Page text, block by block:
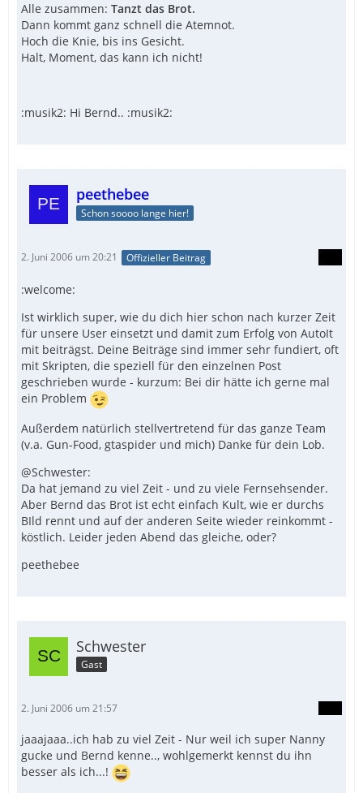
Alle zusammen: Tanzt das Brot.
Dann kommt ganz schnell die Atemnot.
Hoch die Knie, bis ins Gesicht.
Halt, Moment, das kann ich nicht!
:musik2: Hi Bernd.. :musik2:
peethebee
Schon soooo lange hier!
2. Juni 2006 um 20:21 Offizieller Beitrag
:welcome:
Ist wirklich super, wie du dich hier schon nach kurzer Zeit
für unsere User einsetzt und damit zum Erfolg von AutoIt
mit beiträgst. Deine Beiträge sind immer sehr fundiert, oft
mit Skripten, die speziell für den einzelnen Post
geschrieben wurde - kurzum: Bei dir hätte ich gerne mal
ein Problem
Außerdem natürlich stellvertretend für das ganze Team
(v.a. Gun-Food, gtaspider und mich) Danke für dein Lob.
@Schwester:
Da hat jemand zu viel Zeit - und zu viele Fernsehsender.
Aber Bernd das Brot ist echt einfach Kult, wie er durchs
BIld rennt und auf der anderen Seite wieder reinkommt -
köstlich. Leider jeden Abend das gleiche, oder?
peethebee
Schwester
Gast
2. Juni 2006 um 21:57
jaaajaaa..ich hab zu viel Zeit - Nur weil ich super Nanny
gucke und Bernd kenne.., wohlgemerkt kennst du ihn
besser als ich...!